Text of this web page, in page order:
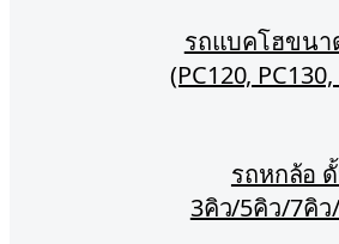
รถแบคโฮขนา
(PC120,
รถหกล้อ
3คิว/5คิว/7คิว